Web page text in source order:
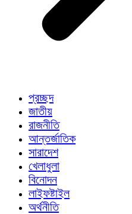
প্রচ্ছদ
জাতীয়
রাজনীতি
আন্তর্জাতিক
সারাদেশ
খেলাধুলা
বিনোদন
লাইফষ্টাইল
অর্থনীতি